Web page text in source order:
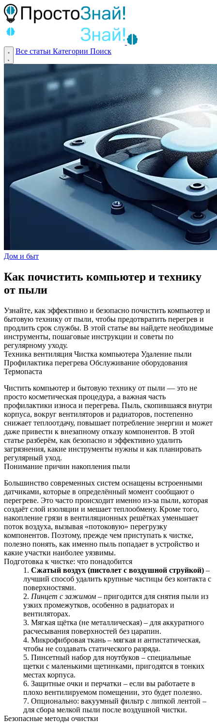
Все статьи Категории Поиск
Дом и быт
Как почистить компьютер и технику
от пыли
Узнайте, как эффективно и безопасно почистить компьютер и
бытовую технику от пыли, чтобы предотвратить перегрев и
продлить срок службы. В этой статье вы найдете необходимые
инструменты, пошаговые инструкции и советы по
регулярному уходу.
Техника вентиляция Чистка компьютера Удаление пыли
Профилактика перегрева Обслуживание оборудования
Термопаста
Чистить компьютер и бытовую технику от пыли — это не
просто косметическая процедура, а важная часть
профилактики износа и перегрева. Пыль, скопившаяся внутри
корпуса, вокруг вентиляторов и радиаторов, постепенно
снижает теплоотдачу, повышает потребление энергии и может
даже привести к внезапному отказу компонентов. В этой
статье разберём, как безопасно и эффективно удалить
загрязнения, какие инструменты нужны и как планировать
регулярный уход.
Понимание причин накопления пыли
Большинство современных систем оснащены встроенными
датчиками, которые в определённый момент сообщают о
перегреве. Это часто происходит именно из‑за пыли, которая
создаёт слой изоляции и мешает теплообмену. Кроме того,
накопление грязи в вентиляционных решётках уменьшает
поток воздуха, вызывая «потоковую» перегрузку
компонентов. Поэтому, прежде чем приступать к чистке,
полезно понять, как именно пыль попадает в устройство и
какие участки наиболее уязвимы.
Подготовка к чистке: что понадобится
Сжатый воздух (пистолет с воздушной струйкой) –
лучший способ удалить крупные частицы без контакта с
поверхностями.
Пинцет с зажимом – пригодится для снятия пыли из
узких промежутков, особенно в радиаторах и
вентиляторах.
Мягкая щётка (не металлическая) – для аккуратного
расчесывания поверхностей без царапин.
Микрофибровая ткань – мягкая и антистатическая,
чтобы не создавать статического разряда.
Пинсетный набор для ноутбуков – специальные
щетки с маленькими щетинками, пригодятся в тонких
местах корпуса.
Защитные очки и перчатки – если вы работаете в
плохо вентилируемом помещении, это будет полезно.
Опционально: вакуумный фильтр с липкой лентой –
для сбора мелкой пыли после воздушной чистки.
Безопасные методы очистки